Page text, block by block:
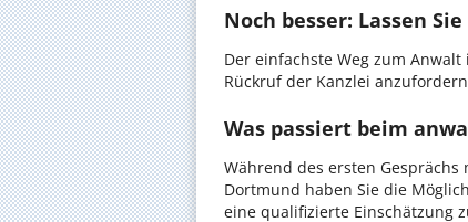
Noch besser: Lassen
Der einfachste Weg zum
Rückruf der Kanzlei
Was passiert beim
Während des ersten
Dortmund haben Sie die
eine qualifizierte Einschätzung